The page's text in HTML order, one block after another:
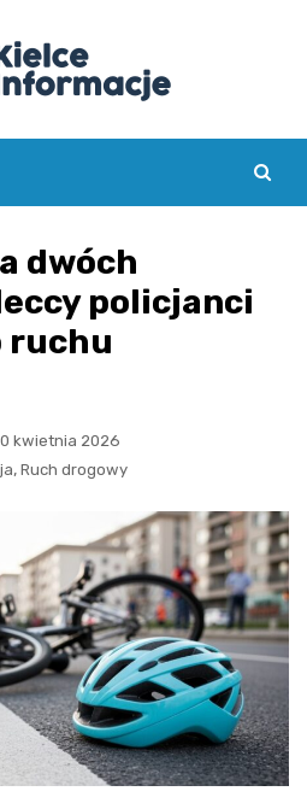
dwóch
policjanci
ruchu
kwietnia 2026
, Ruch drogowy